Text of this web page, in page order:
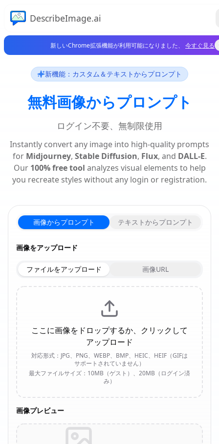
DescribeImage.ai
新しいChrome拡張機能が利用可能になりました、 今すぐ見る
新機能：カスタム＆テキストからプロンプト
無料画像からプロンプト
ログイン不要、無制限使用
Instantly convert any image into high-quality prompts
for Midjourney, Stable Diffusion, Flux, and DALL-E.
Our 100% free tool analyzes visual elements to help
you recreate styles without any login or registration.
画像からプロンプト テキストからプロンプト
画像をアップロード
ファイルをアップロード 画像URL
ここに画像をドロップするか、クリックして
アップロード
対応形式：JPG、PNG、WEBP、BMP、HEIC、HEIF（GIFは
サポートされていません）
最大ファイルサイズ：10MB（ゲスト）、20MB（ログイン済
み）
画像プレビュー